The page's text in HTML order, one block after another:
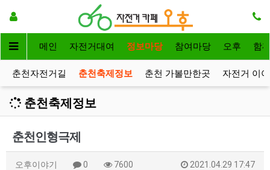
메인 자전거대여 정보마당 참여마당 오후 함
춘천자전거길 춘천축제정보 춘천 가볼만한곳 자전거 이
춘천축제정보
춘천인형극제
오후이야기 0 7600 2021.04.29 17:47